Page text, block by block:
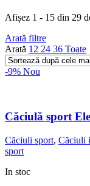
Afișez 1 - 15 din 29
Arată filtre
Arată 12 24 36 Toate
-9% Nou
Căciulă sport
Căciuli sport, Căciuli
sport
In stoc